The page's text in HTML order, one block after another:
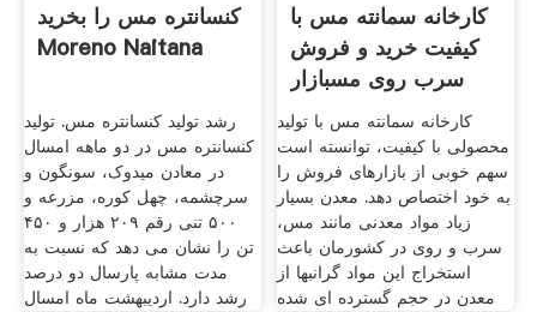
کنسانتره مس را بخرید
Moreno Naitana
رشد تولید کنسانتره مس. تولید
کنسانتره مس در دو ماهه امسال
در معادن میدوک، سونگون و
سرچشمه، چهل کوره، مزرعه و
۵۰۰ تنی رقم ۲۰۹ هزار و ۴۵۰
تن را نشان می دهد که نسبت به
مدت مشابه پارسال دو درصد
رشد دارد. اردیبهشت ماه امسال
کارخانه سمانته مس با
کیفیت خرید و فروش
سرب روی مسبازار
کارخانه سمانته مس با تولید
محصولی با کیفیت، توانسته است
سهم خوبی از بازارهای فروش را
به خود اختصاص دهد. معدن بسیار
زیاد مواد معدنی مانند مس،
سرب و روی در کشورمان باعث
استخراج این مواد گرانبها از
معدن در حجم گسترده ای شده